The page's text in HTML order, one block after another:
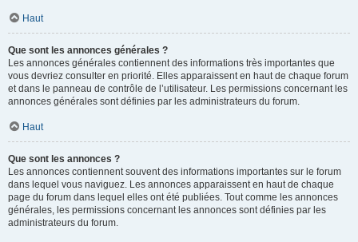
Haut
Que sont les annonces générales ?
Les annonces générales contiennent des informations très importantes que
vous devriez consulter en priorité. Elles apparaissent en haut de chaque forum
et dans le panneau de contrôle de l’utilisateur. Les permissions concernant les
annonces générales sont définies par les administrateurs du forum.
Haut
Que sont les annonces ?
Les annonces contiennent souvent des informations importantes sur le forum
dans lequel vous naviguez. Les annonces apparaissent en haut de chaque
page du forum dans lequel elles ont été publiées. Tout comme les annonces
générales, les permissions concernant les annonces sont définies par les
administrateurs du forum.